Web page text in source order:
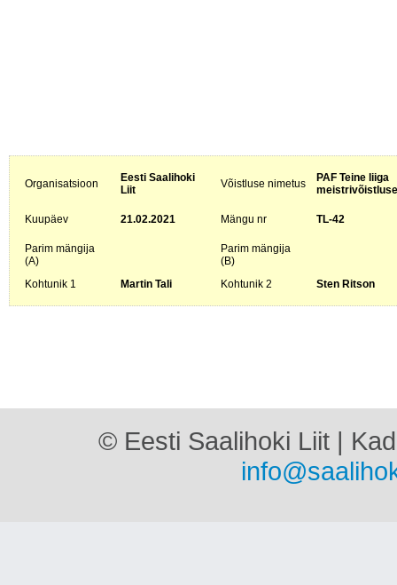
Organisatsioon
Eesti Saalihoki
Liit
Võistluse nimetus
PAF Teine liiga
Kuupäev 21.02.2021 Mängu nr TL-42
Parim mängija
(A)
Parim mängija
(B)
Kohtunik 1
Martin Tali Kohtunik 2 Sten Ritson
© Eesti Saalihoki Liit |